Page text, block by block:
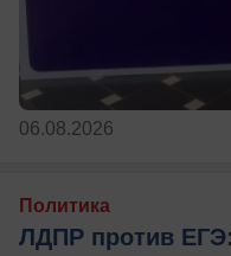
06.08.2026
Политика
ЛДПР против